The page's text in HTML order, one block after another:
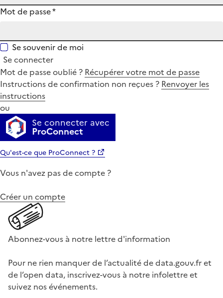
Mot de passe*
Se souvenir de moi
Se connecter
Mot de passe oublié ? Récupérer votre mot de passe
Instructions de confirmation non reçues ? Renvoyer les
instructions
ou
Se connecter avec
ProConnect
Qu'est-ce que ProConnect ?
Vous n'avez pas de compte ?
Créer un compte
Abonnez-vous à notre lettre d'information
Pour ne rien manquer de l’actualité de data.gouv.fr et
de l’open data, inscrivez-vous à notre infolettre et
suivez nos événements.